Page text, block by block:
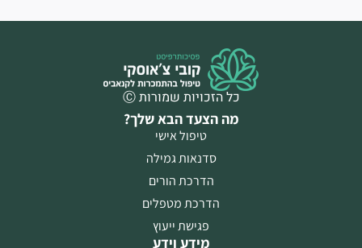
כל הזכויות שמורות Ⓒ
מה הצעד הבא שלך?
טיפול אישי
סדנאות גמילה
הדרכת הורים
הדרכת מטפלים
פגישת ייעוץ
מידע וידע